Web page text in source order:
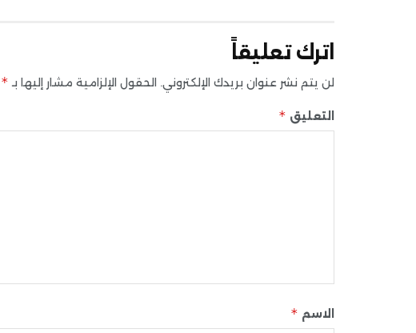
اترك تعليقاً
لن يتم نشر عنوان بريدك الإلكتروني. الحقول الإلزامية مشار إليها بـ *
التعليق *
الاسم *